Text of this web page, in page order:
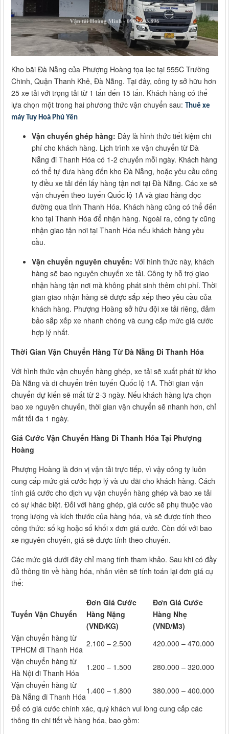
Kho bãi Đà Nẵng của Phượng Hoàng tọa lạc tại 555C Trường
Chinh, Quận Thanh Khê, Đà Nẵng. Tại đây, công ty sở hữu hơn
25 xe tải với trọng tải từ 1 tấn đến 15 tấn. Khách hàng có thể
lựa chọn một trong hai phương thức vận chuyển sau: Thuê xe
máy Tuy Hoà Phú Yên
Vận chuyển ghép hàng: Đây là hình thức tiết kiệm chi
phí cho khách hàng. Lịch trình xe vận chuyển từ Đà
Nẵng đi Thanh Hóa có 1-2 chuyến mỗi ngày. Khách hàng
có thể tự đưa hàng đến kho Đà Nẵng, hoặc yêu cầu công
ty điều xe tải đến lấy hàng tận nơi tại Đà Nẵng. Các xe sẽ
vận chuyển theo tuyến Quốc lộ 1A và giao hàng dọc
đường qua tỉnh Thanh Hóa. Khách hàng cũng có thể đến
kho tại Thanh Hóa để nhận hàng. Ngoài ra, công ty cũng
nhận giao tận nơi tại Thanh Hóa nếu khách hàng yêu
cầu.
Vận chuyển nguyên chuyến: Với hình thức này, khách
hàng sẽ bao nguyên chuyến xe tải. Công ty hỗ trợ giao
nhận hàng tận nơi mà không phát sinh thêm chi phí. Thời
gian giao nhận hàng sẽ được sắp xếp theo yêu cầu của
khách hàng. Phượng Hoàng sở hữu đội xe tải riêng, đảm
bảo sắp xếp xe nhanh chóng và cung cấp mức giá cước
hợp lý nhất.
Thời Gian Vận Chuyển Hàng Từ Đà Nẵng Đi Thanh Hóa
Với hình thức vận chuyển hàng ghép, xe tải sẽ xuất phát từ kho
Đà Nẵng và di chuyển trên tuyến Quốc lộ 1A. Thời gian vận
chuyển dự kiến sẽ mất từ 2-3 ngày. Nếu khách hàng lựa chọn
bao xe nguyên chuyến, thời gian vận chuyển sẽ nhanh hơn, chỉ
mất tối đa 1 ngày.
Giá Cước Vận Chuyển Hàng Đi Thanh Hóa Tại Phượng
Hoàng
Phượng Hoàng là đơn vị vận tải trực tiếp, vì vậy công ty luôn
cung cấp mức giá cước hợp lý và ưu đãi cho khách hàng. Cách
tính giá cước cho dịch vụ vận chuyển hàng ghép và bao xe tải
có sự khác biệt. Đối với hàng ghép, giá cước sẽ phụ thuộc vào
trọng lượng và kích thước của hàng hóa, và sẽ được tính theo
công thức: số kg hoặc số khối x đơn giá cước. Còn đối với bao
xe nguyên chuyến, giá sẽ được tính theo chuyến.
Các mức giá dưới đây chỉ mang tính tham khảo. Sau khi có đầy
đủ thông tin về hàng hóa, nhân viên sẽ tính toán lại đơn giá cụ
thể:
Tuyến Vận Chuyển
Đơn Giá Cước
Hàng Nặng
(VNĐ/KG)
Đơn Giá Cước
Hàng Nhẹ
(VNĐ/M3)
Vận chuyển hàng từ
TPHCM đi Thanh Hóa
2.100 – 2.500
420.000 – 470.000
Vận chuyển hàng từ
Hà Nội đi Thanh Hóa
1.200 – 1.500
280.000 – 320.000
Vận chuyển hàng từ
Đà Nẵng đi Thanh Hóa
1.400 – 1.800
380.000 – 400.000
Để có giá cước chính xác, quý khách vui lòng cung cấp các
thông tin chi tiết về hàng hóa, bao gồm: